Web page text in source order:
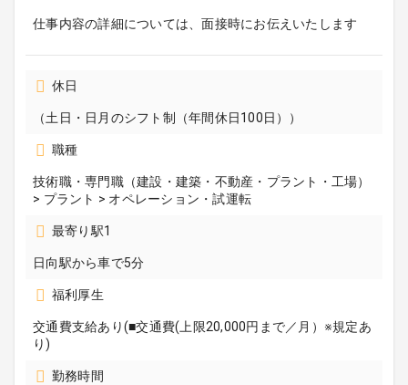
仕事内容の詳細については、面接時にお伝えいたします
休日
（土日・日月のシフト制（年間休日100日））
職種
技術職・専門職（建設・建築・不動産・プラント・工場）
> プラント > オペレーション・試運転
最寄り駅1
日向駅から車で5分
福利厚生
交通費支給あり(■交通費(上限20,000円まで／月）※規定あ
り)
勤務時間